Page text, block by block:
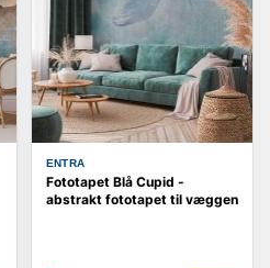
ENTRA
Fototapet Blå Cupid -
abstrakt fototapet til væggen